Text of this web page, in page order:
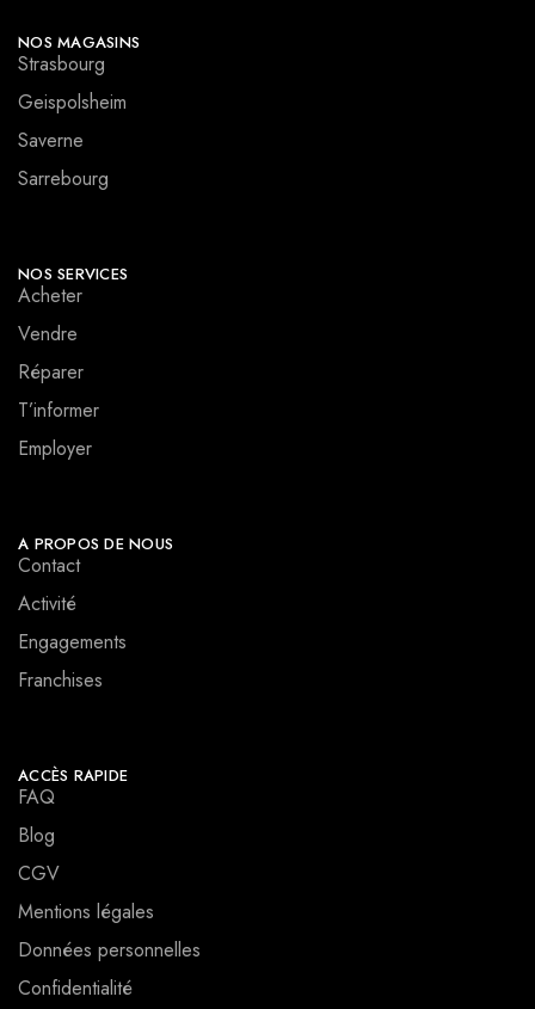
NOS MAGASINS
Strasbourg
Geispolsheim
Saverne
Sarrebourg
NOS SERVICES
Acheter
Vendre
Réparer
T’informer
Employer
A PROPOS DE NOUS
Contact
Activité
Engagements
Franchises
ACCÈS RAPIDE
FAQ
Blog
CGV
Mentions légales
Données personnelles
Confidentialité